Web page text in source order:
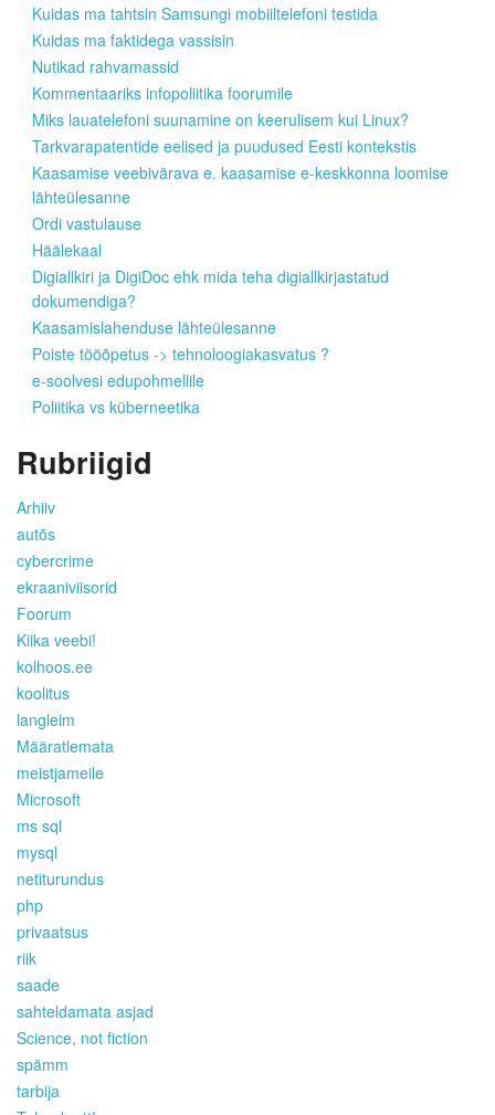
Kuidas ma tahtsin Samsungi mobiiltelefoni testida
Kuidas ma faktidega vassisin
Nutikad rahvamassid
Kommentaariks infopoliitika foorumile
Miks lauatelefoni suunamine on keerulisem kui Linux?
Tarkvarapatentide eelised ja puudused Eesti kontekstis
Kaasamise veebivärava e. kaasamise e-keskkonna loomise
lähteülesanne
Ordi vastulause
Häälekaal
Digiallkiri ja DigiDoc ehk mida teha digiallkirjastatud
dokumendiga?
Kaasamislahenduse lähteülesanne
Poiste tööõpetus -> tehnoloogiakasvatus ?
e-soolvesi edupohmellile
Poliitika vs küberneetika
Rubriigid
Arhiiv
autõs
cybercrime
ekraaniviisorid
Foorum
Kiika veebi!
kolhoos.ee
koolitus
langleim
Määratlemata
meistjameile
Microsoft
ms sql
mysql
netiturundus
php
privaatsus
riik
saade
sahteldamata asjad
Science, not fiction
spämm
tarbija